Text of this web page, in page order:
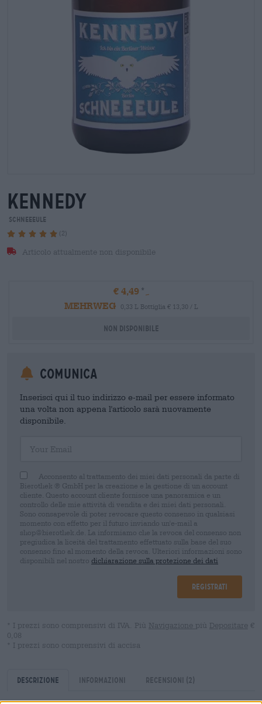
kennedy
Schneeeule
(2)
Articolo attualmente non disponibile
€ 4,49
MEHRWEG
0,33 L Bottiglia € 13,30 / L
Non disponibile
Comunica
Inserisci qui il tuo indirizzo e-mail per essere informato
una volta non appena l'articolo sarà nuovamente
disponibile.
Acconsento al trattamento dei miei dati personali da parte di
Bierothek ® GmbH per la creazione e la gestione di un account
cliente. Questo account cliente fornisce una panoramica e un
controllo delle mie attività di vendita e dei miei dati personali.
Sono consapevole di poter revocare questo consenso in qualsiasi
momento con effetto per il futuro inviando un'e-mail a
shop@bierothek.de. La informiamo che la revoca del consenso non
pregiudica la liceità del trattamento effettuato sulla base del suo
consenso fino al momento della revoca. Ulteriori informazioni sono
disponibili nel nostro dichiarazione sulla protezione dei dati
Registrati
* I prezzi sono comprensivi di IVA. Più Navigazione più Depositare €
0,08
* I prezzi sono comprensivi di accisa
Descrizione Informazioni Recensioni (2)